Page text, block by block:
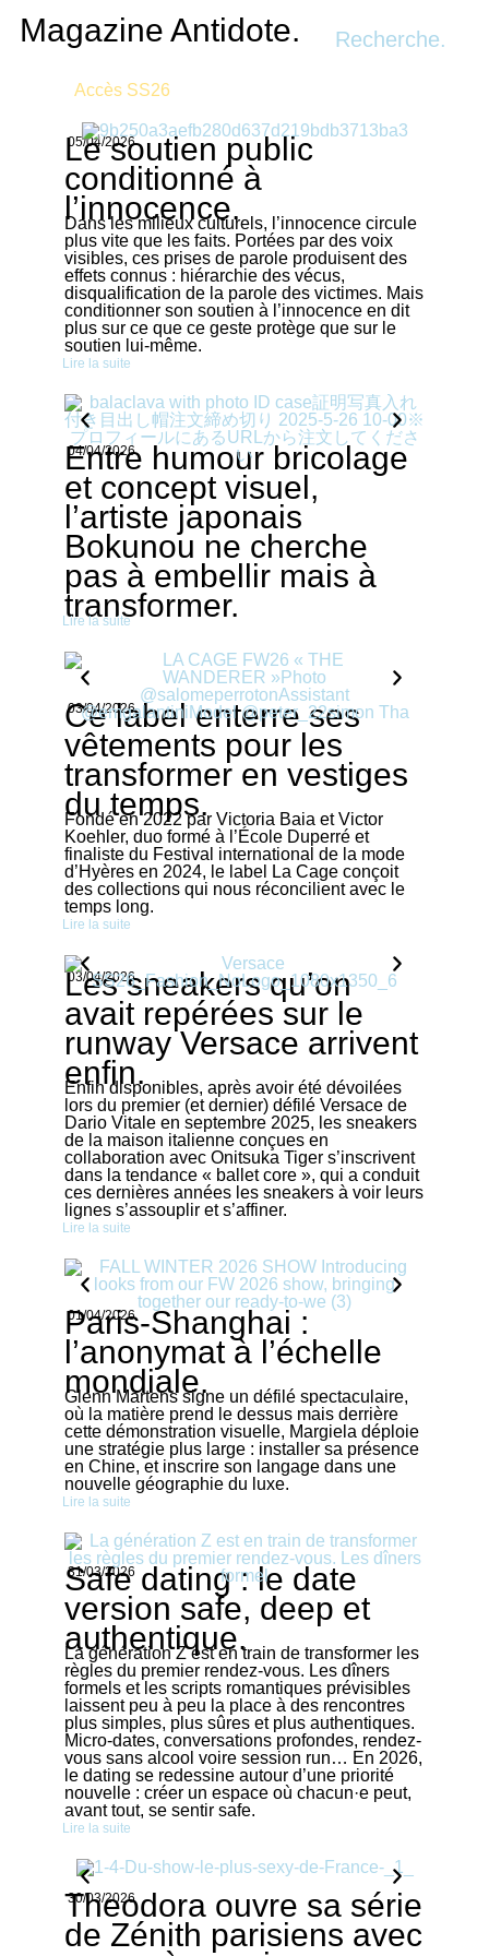
Recherche.
05/04/2026
Le soutien public
conditionné à
l’innocence.
Dans les milieux culturels, l’innocence circule
plus vite que les faits. Portées par des voix
visibles, ces prises de parole produisent des
effets connus : hiérarchie des vécus,
disqualification de la parole des victimes. Mais
conditionner son soutien à l’innocence en dit
plus sur ce que ce geste protège que sur le
soutien lui-même.
Lire la suite
04/04/2026
Entre humour bricolage
et concept visuel,
l’artiste japonais
Bokunou ne cherche
pas à embellir mais à
transformer.
Lire la suite
03/04/2026
Ce label enterre ses
vêtements pour les
transformer en vestiges
du temps.
Fondé en 2022 par Victoria Baia et Victor
Koehler, duo formé à l’École Duperré et
finaliste du Festival international de la mode
d’Hyères en 2024, le label La Cage conçoit
des collections qui nous réconcilient avec le
temps long.
Lire la suite
03/04/2026
Les sneakers qu’on
avait repérées sur le
runway Versace arrivent
enfin.
Enfin disponibles, après avoir été dévoilées
lors du premier (et dernier) défilé Versace de
Dario Vitale en septembre 2025, les sneakers
de la maison italienne conçues en
collaboration avec Onitsuka Tiger s’inscrivent
dans la tendance « ballet core », qui a conduit
ces dernières années les sneakers à voir leurs
lignes s’assouplir et s’affiner.
Lire la suite
01/04/2026
Paris-Shanghai :
l’anonymat à l’échelle
mondiale.
Glenn Martens signe un défilé spectaculaire,
où la matière prend le dessus mais derrière
cette démonstration visuelle, Margiela déploie
une stratégie plus large : installer sa présence
en Chine, et inscrire son langage dans une
nouvelle géographie du luxe.
Lire la suite
31/03/2026
Safe dating : le date
version safe, deep et
authentique.
La génération Z est en train de transformer les
règles du premier rendez-vous. Les dîners
formels et les scripts romantiques prévisibles
laissent peu à peu la place à des rencontres
plus simples, plus sûres et plus authentiques.
Micro-dates, conversations profondes, rendez-
vous sans alcool voire session run… En 2026,
le dating se redessine autour d’une priorité
nouvelle : créer un espace où chacun·e peut,
avant tout, se sentir safe.
Lire la suite
30/03/2026
Theodora ouvre sa série
de Zénith parisiens avec